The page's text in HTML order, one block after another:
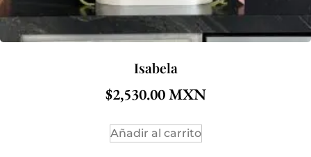
Isabela
$2,530.00
Añadir al carrito